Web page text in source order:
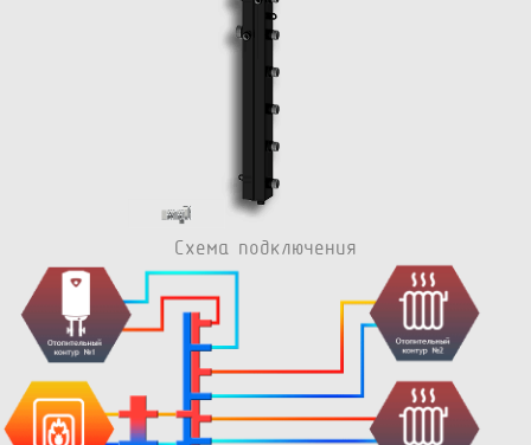
Схема подключения